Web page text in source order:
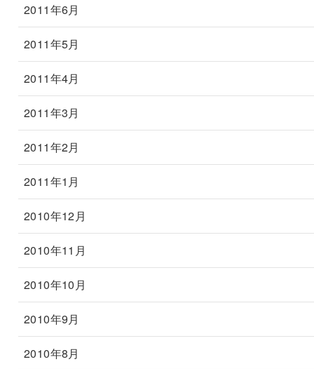
2011年6月
2011年5月
2011年4月
2011年3月
2011年2月
2011年1月
2010年12月
2010年11月
2010年10月
2010年9月
2010年8月